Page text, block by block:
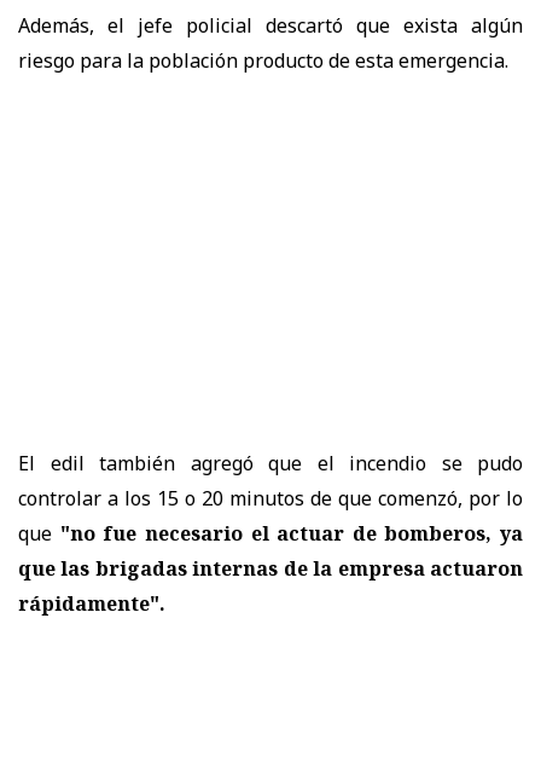
Además, el jefe policial descartó que exista algún
riesgo para la población producto de esta emergencia.
El edil también agregó que el incendio se pudo
controlar a los 15 o 20 minutos de que comenzó, por lo
que "no fue necesario el actuar de bomberos, ya
que las brigadas internas de la empresa actuaron
rápidamente".